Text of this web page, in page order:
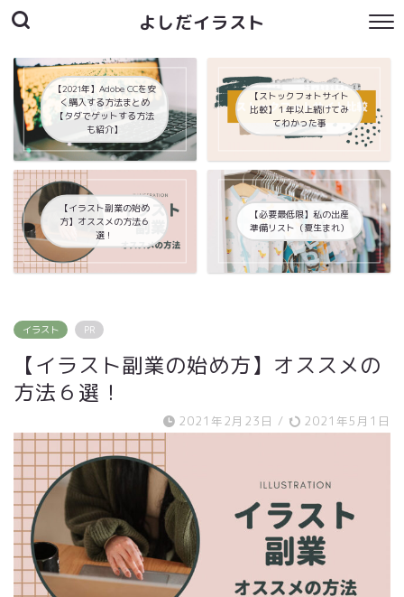
よしだイラスト
【2021年】Adobe CCを安
く購入する方法まとめ
【タダでゲットする方法
も紹介】
【ストックフォトサイト
比較】１年以上続けてみ
てわかった事
【イラスト副業の始め
方】オススメの方法６
選！
【必要最低限】私の出産
準備リスト（夏生まれ）
イラスト PR
【イラスト副業の始め方】オススメの
方法６選！
2021年2月23日 / 2021年5月1日